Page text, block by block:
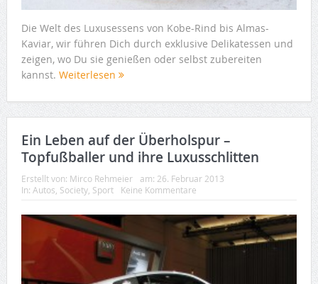
Die Welt des Luxusessens von Kobe-Rind bis Almas-
Kaviar, wir führen Dich durch exklusive Delikatessen und
zeigen, wo Du sie genießen oder selbst zubereiten
kannst. Weiterlesen
Ein Leben auf der Überholspur –
Topfußballer und ihre Luxusschlitten
Erstellt von: Mirco Rehmeier am: 26. Februar 2013
In: Autos Society, Sport Keine Kommentare